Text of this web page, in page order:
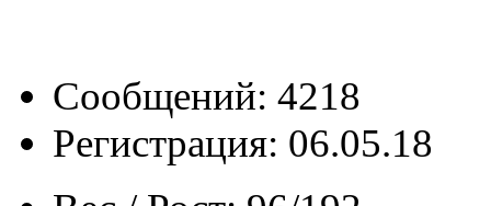
Сообщений: 4218
Регистрация: 06.05.18